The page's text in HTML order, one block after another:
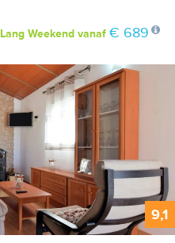
Lang Weekendvanaf € 689
9,1